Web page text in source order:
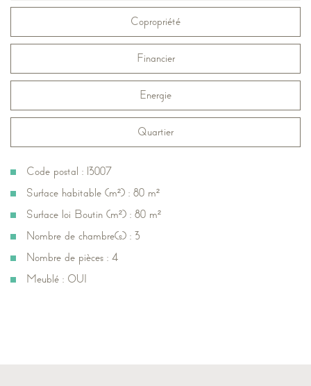
Copropriété
Financier
Energie
Quartier
Code postal : 13007
Surface habitable (m²) : 80 m²
Surface loi Boutin (m²) : 80 m²
Nombre de chambre(s) : 3
Nombre de pièces : 4
Meublé : OUI